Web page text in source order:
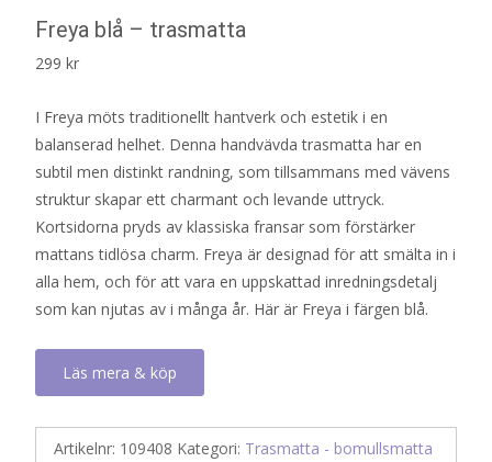
Freya blå – trasmatta
299 kr
I Freya möts traditionellt hantverk och estetik i en
balanserad helhet. Denna handvävda trasmatta har en
subtil men distinkt randning, som tillsammans med vävens
struktur skapar ett charmant och levande uttryck.
Kortsidorna pryds av klassiska fransar som förstärker
mattans tidlösa charm. Freya är designad för att smälta in i
alla hem, och för att vara en uppskattad inredningsdetalj
som kan njutas av i många år. Här är Freya i färgen blå.
Läs mera & köp
Artikelnr: 109408 Kategori: Trasmatta - bomullsmatta